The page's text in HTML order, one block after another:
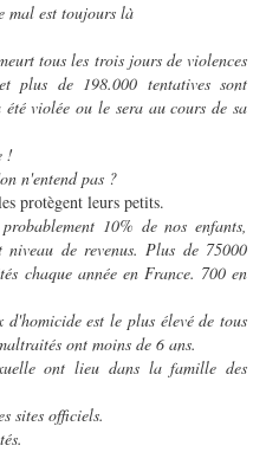
mal est toujours là
tous les trois jours de violences
plus de 198.000 tentatives sont
violée ou le sera au cours de sa
!
n'entend pas ?
protègent leurs petits.
10% de nos enfants,
de revenus. Plus de 75000
chaque année en France. 700 en
est le plus élevé de tous
ont moins de 6 ans.
ont lieu dans la famille des
sites officiels.